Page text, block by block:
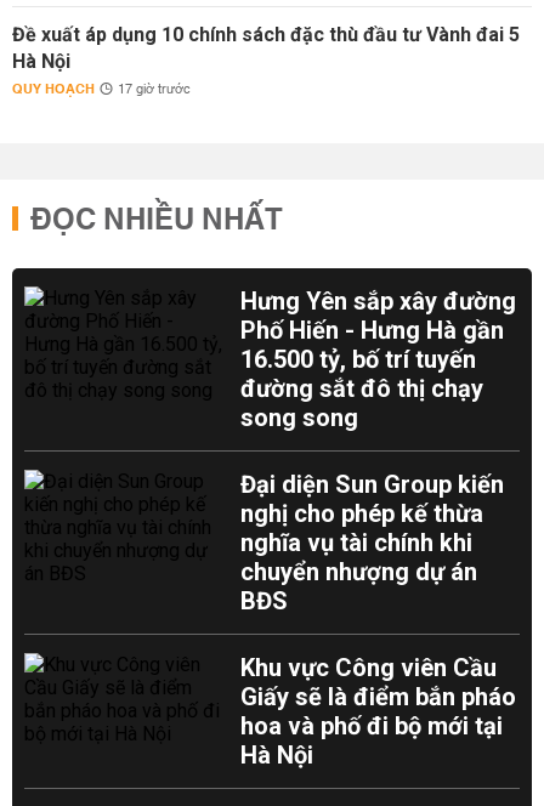
Đề xuất áp dụng 10 chính sách đặc thù đầu tư Vành đai 5
Hà Nội
QUY HOẠCH 17 giờ trước
ĐỌC NHIỀU NHẤT
Hưng Yên sắp xây đường
Phố Hiến - Hưng Hà gần
16.500 tỷ, bố trí tuyến
đường sắt đô thị chạy
song song
Đại diện Sun Group kiến
nghị cho phép kế thừa
nghĩa vụ tài chính khi
chuyển nhượng dự án
BĐS
Khu vực Công viên Cầu
Giấy sẽ là điểm bắn pháo
hoa và phố đi bộ mới tại
Hà Nội